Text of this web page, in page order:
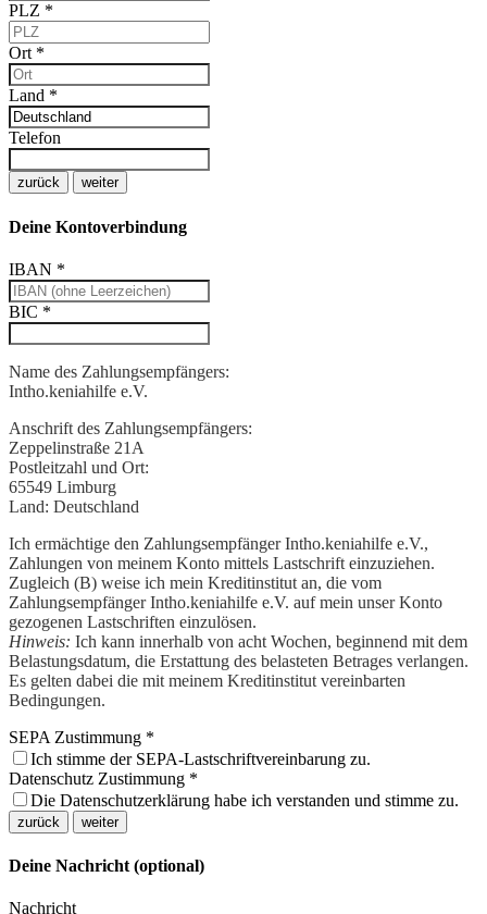
PLZ *
Ort *
Land *
Telefon
zurück weiter
Deine Kontoverbindung
IBAN *
BIC *
Name des Zahlungsempfängers:
Intho.keniahilfe e.V.
Anschrift des Zahlungsempfängers:
Zeppelinstraße 21A
Postleitzahl und Ort:
65549 Limburg
Land: Deutschland
Ich ermächtige den Zahlungsempfänger Intho.keniahilfe e.V.,
Zahlungen von meinem Konto mittels Lastschrift einzuziehen.
Zugleich (B) weise ich mein Kreditinstitut an, die vom
Zahlungsempfänger Intho.keniahilfe e.V. auf mein unser Konto
gezogenen Lastschriften einzulösen.
Hinweis: Ich kann innerhalb von acht Wochen, beginnend mit dem
Belastungsdatum, die Erstattung des belasteten Betrages verlangen.
Es gelten dabei die mit meinem Kreditinstitut vereinbarten
Bedingungen.
SEPA Zustimmung *
Ich stimme der SEPA-Lastschriftvereinbarung zu.
Datenschutz Zustimmung *
Die Datenschutzerklärung habe ich verstanden und stimme zu.
zurück weiter
Deine Nachricht (optional)
Nachricht